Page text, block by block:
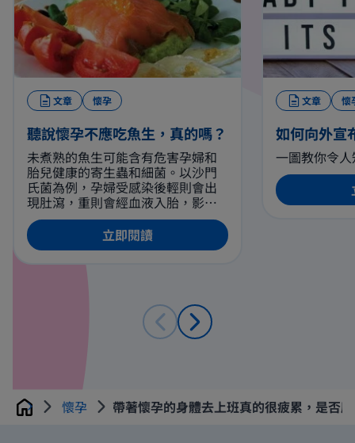
文章 懷孕
聽說懷孕不應吃魚生，真的嗎？
未煮熟的魚生可能含有危害孕婦和
胎兒健康的寄生蟲和細菌。以沙門
氏菌為例，孕婦受感染後輕則會出
現肚瀉，重則會經血液入胎，影響
腹中胎兒的健康。因此，建議孕婦
避免食用魚生刺身，如光顧壽司
店，請選擇完全熟透的壽司食材。
立即閱讀
文章 懷
如何向外宣
一圖教你令
Home 懷孕 帶著懷孕的身體去上班真的很疲累，是否